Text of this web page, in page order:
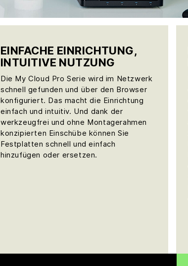
EINFACHE EINRICHTUNG,
INTUITIVE NUTZUNG
Die My Cloud Pro Serie wird im Netzwerk
schnell gefunden und über den Browser
konfiguriert. Das macht die Einrichtung
einfach und intuitiv. Und dank der
werkzeugfrei und ohne Montagerahmen
konzipierten Einschübe können Sie
Festplatten schnell und einfach
hinzufügen oder ersetzen.